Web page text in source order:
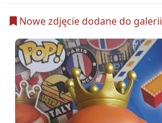
Nowe zdjęcie dodane do galerii